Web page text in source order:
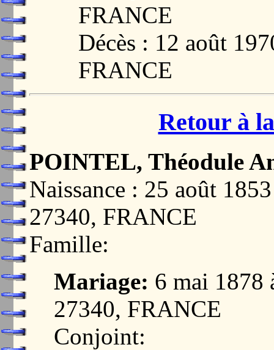
FRANCE
Décès : 12 août
FRANCE
Retour à
POINTEL, Théodule
Naissance : 25 août
27340, FRANCE
Famille:
Mariage: 6 mai 1878
27340, FRANCE
Conjoint: